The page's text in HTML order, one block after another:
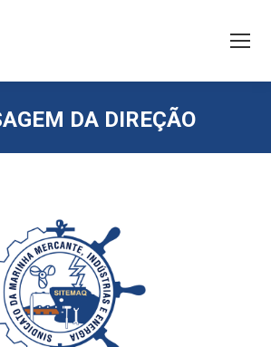
DA DIREÇÃO